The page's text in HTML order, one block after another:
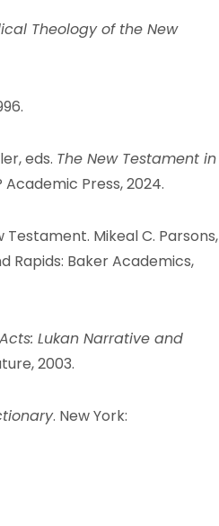
Theology of the New
eds. The New Testament in
Academic Press, 2024.
Mikeal C. Parsons,
Rapids: Baker Academics,
Lukan Narrative and
2003.
. New York: